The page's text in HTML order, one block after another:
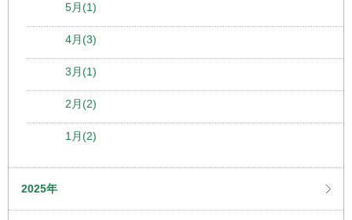
5月(1)
4月(3)
3月(1)
2月(2)
1月(2)
2025年